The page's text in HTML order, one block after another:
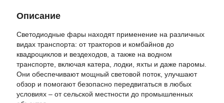
Описание
Светодиодные фары находят применение на различных
видах транспорта: от тракторов и комбайнов до
квадроциклов и вездеходов, а также на водном
транспорте, включая катера, лодки, яхты и даже паромы.
Они обеспечивают мощный световой поток, улучшают
обзор и помогают безопасно передвигаться в любых
условиях – от сельской местности до промышленных